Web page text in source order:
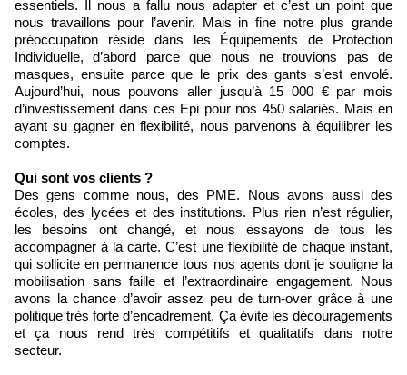
essentiels. Il nous a fallu nous adapter et c’est un point que
nous travaillons pour l’avenir. Mais in fine notre plus grande
préoccupation réside dans les Équipements de Protection
Individuelle, d’abord parce que nous ne trouvions pas de
masques, ensuite parce que le prix des gants s’est envolé.
Aujourd’hui, nous pouvons aller jusqu’à 15 000 € par mois
d’investissement dans ces Epi pour nos 450 salariés. Mais en
ayant su gagner en flexibilité, nous parvenons à équilibrer les
comptes.
Qui sont vos clients ?
Des gens comme nous, des PME. Nous avons aussi des
écoles, des lycées et des institutions. Plus rien n’est régulier,
les besoins ont changé, et nous essayons de tous les
accompagner à la carte. C’est une flexibilité de chaque instant,
qui sollicite en permanence tous nos agents dont je souligne la
mobilisation sans faille et l’extraordinaire engagement. Nous
avons la chance d’avoir assez peu de turn-over grâce à une
politique très forte d’encadrement. Ça évite les découragements
et ça nous rend très compétitifs et qualitatifs dans notre
secteur.